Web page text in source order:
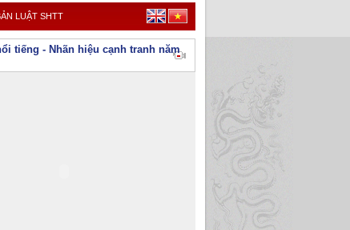
LUẬT SHTT
tiếng - Nhãn hiệu cạnh tranh năm